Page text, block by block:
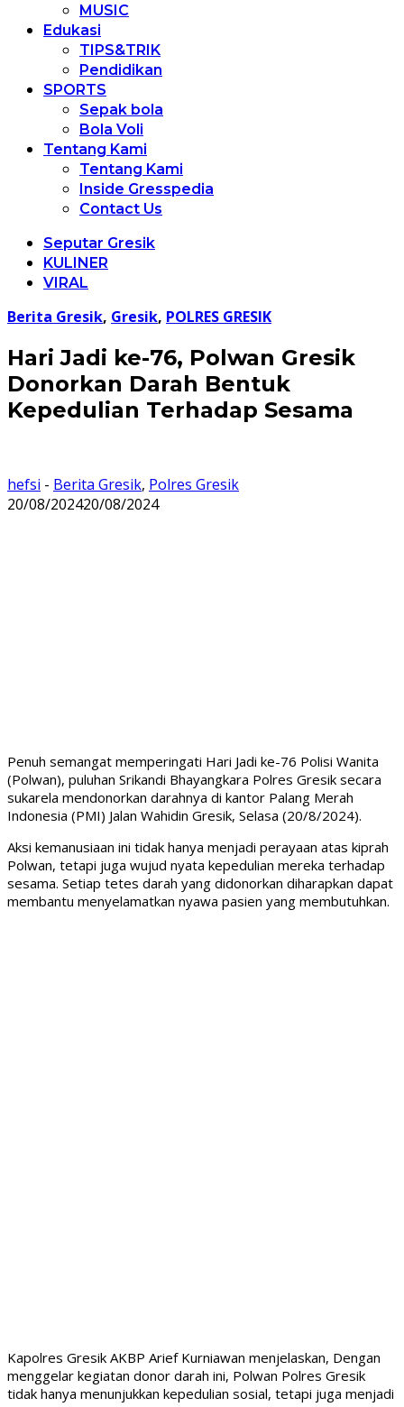
MUSIC
Edukasi
TIPS&TRIK
Pendidikan
SPORTS
Sepak bola
Bola Voli
Tentang Kami
Tentang Kami
Inside Gresspedia
Contact Us
Seputar Gresik
KULINER
VIRAL
Berita Gresik, Gresik, POLRES GRESIK
Hari Jadi ke-76, Polwan Gresik
Donorkan Darah Bentuk
Kepedulian Terhadap Sesama
hefsi - Berita Gresik, Polres Gresik
20/08/202420/08/2024
Penuh semangat memperingati Hari Jadi ke-76 Polisi Wanita
(Polwan), puluhan Srikandi Bhayangkara Polres Gresik secara
sukarela mendonorkan darahnya di kantor Palang Merah
Indonesia (PMI) Jalan Wahidin Gresik, Selasa (20/8/2024).
Aksi kemanusiaan ini tidak hanya menjadi perayaan atas kiprah
Polwan, tetapi juga wujud nyata kepedulian mereka terhadap
sesama. Setiap tetes darah yang didonorkan diharapkan dapat
membantu menyelamatkan nyawa pasien yang membutuhkan.
Kapolres Gresik AKBP Arief Kurniawan menjelaskan, Dengan
menggelar kegiatan donor darah ini, Polwan Polres Gresik
tidak hanya menunjukkan kepedulian sosial, tetapi juga menjadi